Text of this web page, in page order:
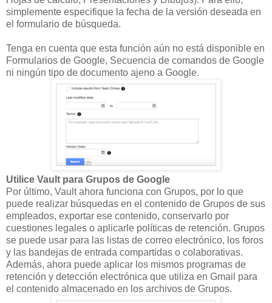
simplemente especifique la fecha de la versión deseada en
el formulario de búsqueda.
Tenga en cuenta que esta función aún no está disponible en
Formularios de Google, Secuencia de comandos de Google
ni ningún tipo de documento ajeno a Google.
Utilice Vault para Grupos de Google
Por último, Vault ahora funciona con Grupos, por lo que
puede realizar búsquedas en el contenido de Grupos de sus
empleados, exportar ese contenido, conservarlo por
cuestiones legales o aplicarle políticas de retención. Grupos
se puede usar para las listas de correo electrónico, los foros
y las bandejas de entrada compartidas o colaborativas.
Además, ahora puede aplicar los mismos programas de
retención y detección electrónica que utiliza en Gmail para
el contenido almacenado en los archivos de Grupos.